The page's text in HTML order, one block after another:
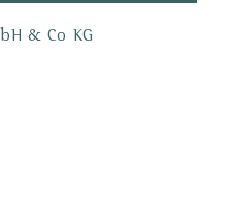
& Co KG